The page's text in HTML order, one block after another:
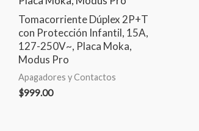
Tomacorriente Dúplex 2P+T
con Protección Infantil, 15A,
127-250V~, Placa Moka,
Modus Pro
Apagadores y Contactos
$999.00